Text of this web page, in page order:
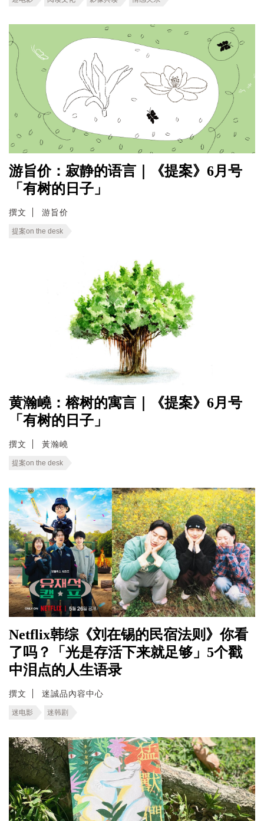
游旨价：寂静的语言｜《提案》6月号
「有树的日子」
撰文 游旨价
提案on the desk
黄瀚嶢：榕树的寓言｜《提案》6月号
「有树的日子」
撰文 黃瀚嶢
提案on the desk
Netflix韩综《刘在锡的民宿法则》你看
了吗？「光是存活下来就足够」5个戳
中泪点的人生语录
撰文 迷誠品內容中心
迷电影 迷韩剧